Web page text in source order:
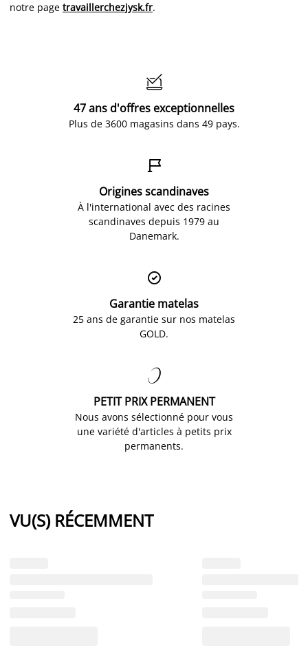
notre page travaillerchezjysk.fr.

47 ans d'offres exceptionnelles
Plus de 3600 magasins dans 49 pays.

Origines scandinaves
À l'international avec des racines
scandinaves depuis 1979 au
Danemark.

Garantie matelas
25 ans de garantie sur nos matelas
GOLD.

PETIT PRIX PERMANENT
Nous avons sélectionné pour vous
une variété d'articles à petits prix
permanents.
VU(S) RÉCEMMENT